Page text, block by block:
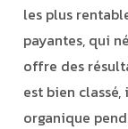
les plus
payantes, qui
offre des
est bien
organique